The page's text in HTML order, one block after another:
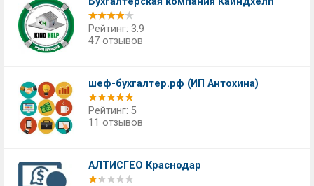
Рейтинг: 3.9
47 отзывов
шеф-бухгалтер.рф (ИП Антохина)
Рейтинг: 5
11 отзывов
АЛТИСГЕО Краснодар